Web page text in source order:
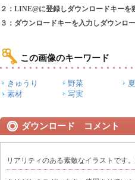
２：LINE@に登録しダウンロードキーを
３：ダウンロードキーを入力しダウンロ
この画像のキーワード
きゅうり 野菜
素材
写実
ダウンロード コメント
リアリティのある素敵なイラストです